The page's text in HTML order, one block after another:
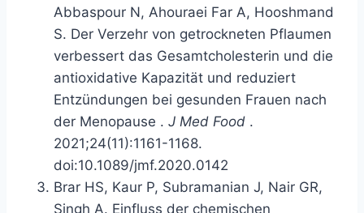
Abbaspour N, Ahouraei Far A, Hooshmand
S. Der Verzehr von getrockneten Pflaumen
verbessert das Gesamtcholesterin und die
antioxidative Kapazität und reduziert
Entzündungen bei gesunden Frauen nach
der Menopause . J Med Food .
2021;24(11):1161-1168.
doi:10.1089/jmf.2020.0142
Brar HS, Kaur P, Subramanian J, Nair GR,
Singh A. Einfluss der chemischen